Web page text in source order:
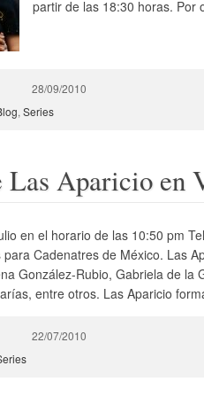
partir de las 18:30 horas. Por
28/09/2010
, Series
Las Aparicio en
en el horario de las 10:50 pm
Cadenatres de México. Las
González-Rubio, Gabriela de la
entre otros. Las Aparicio
22/07/2010